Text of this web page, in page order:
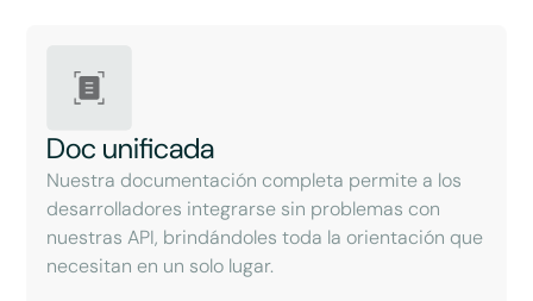
Doc unificada
Nuestra documentación completa permite a los
desarrolladores integrarse sin problemas con
nuestras API, brindándoles toda la orientación que
necesitan en un solo lugar.